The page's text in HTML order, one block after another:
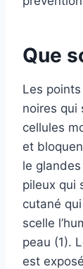
Que
Les
noires qui
cellules
et
le
pileux qui
cutané
scelle
peau (1).
est